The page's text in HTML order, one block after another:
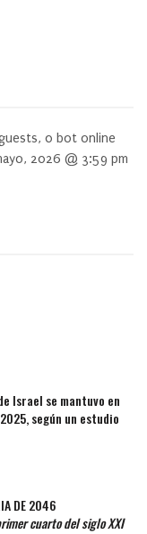
0 bot online
2026 @ 3:59 pm
Israel se mantuvo en
según un estudio
DE 2046
cuarto del siglo XXI